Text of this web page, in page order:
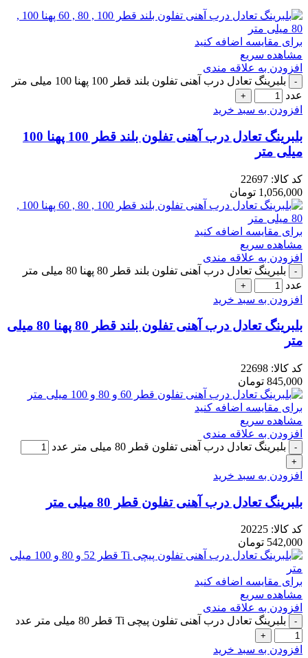
برای مقایسه اضافه کنید
مشاهده سریع
افزودن به علاقه مندی
بلبرینگ تعادل درب آهنی تفلون بلند قطر 100 پهنا 100 میلی متر
عدد
افزودن به سبد خرید
بلبرینگ تعادل درب آهنی تفلون بلند قطر 100 پهنا 100
میلی متر
کد کالا: 22697
1,056,000 تومان
برای مقایسه اضافه کنید
مشاهده سریع
افزودن به علاقه مندی
بلبرینگ تعادل درب آهنی تفلون بلند قطر 80 پهنا 80 میلی متر
عدد
افزودن به سبد خرید
بلبرینگ تعادل درب آهنی تفلون بلند قطر 80 پهنا 80 میلی
متر
کد کالا: 22698
845,000 تومان
برای مقایسه اضافه کنید
مشاهده سریع
افزودن به علاقه مندی
بلبرینگ تعادل درب آهنی تفلون قطر 80 میلی متر عدد
افزودن به سبد خرید
بلبرینگ تعادل درب آهنی تفلون قطر 80 میلی متر
کد کالا: 20225
542,000 تومان
برای مقایسه اضافه کنید
مشاهده سریع
افزودن به علاقه مندی
بلبرینگ تعادل درب آهنی تفلون پیچی Ti قطر 80 میلی متر عدد
افزودن به سبد خرید